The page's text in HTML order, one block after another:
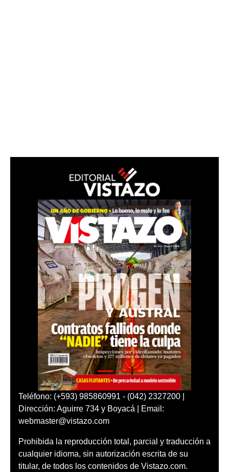
Teléfono: (+593) 985860991 - (042) 2327200 |
Dirección: Aguirre 734 y Boyacá | Email:
webmaster@vistazo.com
Prohibida la reproducción total, parcial y traducción a
cualquier idioma, sin autorización escrita de su
titular, de todos los contenidos de Vistazo.com.